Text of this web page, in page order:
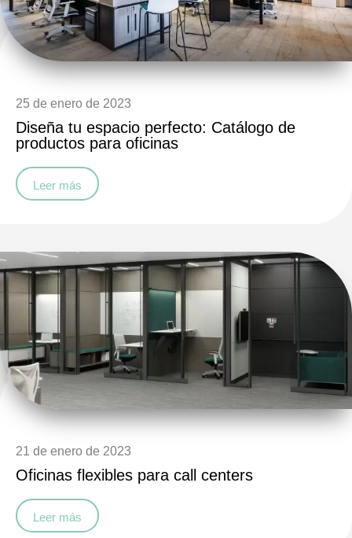
25 de enero de 2023
Diseña tu espacio perfecto: Catálogo de
productos para oficinas
Leer más
21 de enero de 2023
Oficinas flexibles para call centers
Leer más